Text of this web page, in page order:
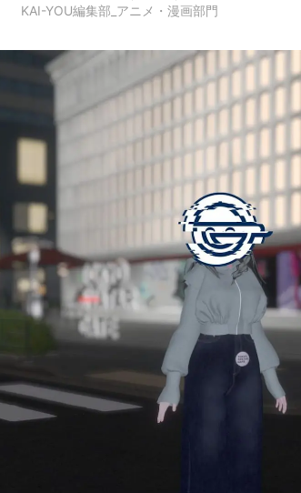
KAI-YOU編集部_アニメ・漫画部門